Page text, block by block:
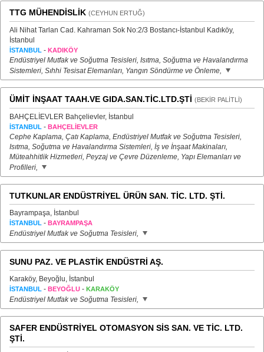
TTG MÜHENDİSLİK (CEYHUN ERTUĞ)
Ali Nihat Tarlan Cad. Kahraman Sok No:2/3 Bostancı-İstanbul Kadıköy,
İstanbul
İSTANBUL - KADIKÖY
Endüstriyel Mutfak ve Soğutma Tesisleri, Isıtma, Soğutma ve Havalandırma
Sistemleri, Sıhhi Tesisat Elemanları, Yangın Söndürme ve Önleme,
ÜMİT İNŞAAT TAAH.VE GIDA.SAN.TİC.LTD.ŞTİ (BEKİR PALİTLİ)
BAHÇELİEVLER Bahçelievler, İstanbul
İSTANBUL - BAHÇELİEVLER
Cephe Kaplama, Çatı Kaplama, Endüstriyel Mutfak ve Soğutma Tesisleri,
Isıtma, Soğutma ve Havalandırma Sistemleri, İş ve İnşaat Makinaları,
Müteahhitlik Hizmetleri, Peyzaj ve Çevre Düzenleme, Yapı Elemanları ve
Profilleri,
TUTKUNLAR ENDÜSTRİYEL ÜRÜN SAN. TİC. LTD. ŞTİ.
Bayrampaşa, İstanbul
İSTANBUL - BAYRAMPAŞA
Endüstriyel Mutfak ve Soğutma Tesisleri,
SUNU PAZ. VE PLASTİK ENDÜSTRİ AŞ.
Karaköy, Beyoğlu, İstanbul
İSTANBUL - BEYOĞLU - KARAKÖY
Endüstriyel Mutfak ve Soğutma Tesisleri,
SAFER ENDÜSTRİYEL OTOMASYON SİS SAN. VE TİC. LTD.
ŞTİ.